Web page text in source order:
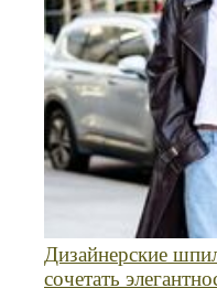
Дизайнерские
сочетать